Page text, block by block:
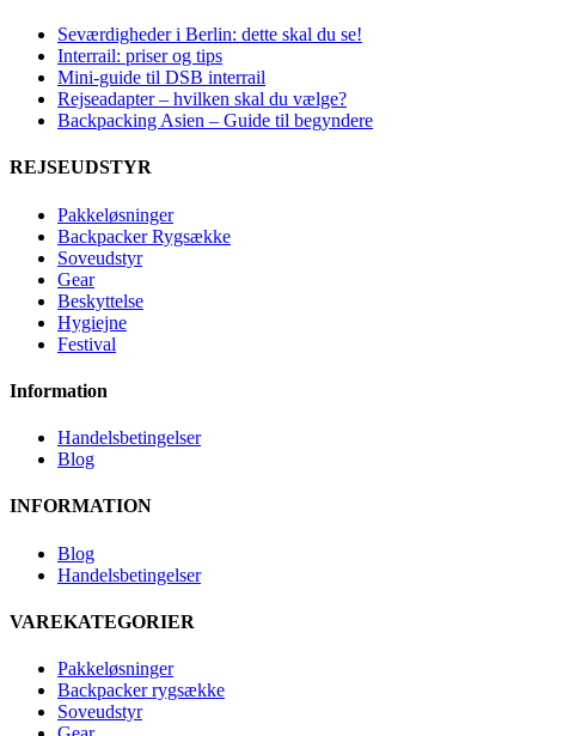
Seværdigheder i Berlin: dette skal du se!
Interrail: priser og tips
Mini-guide til DSB interrail
Rejseadapter – hvilken skal du vælge?
Backpacking Asien – Guide til begyndere
REJSEUDSTYR
Pakkeløsninger
Backpacker Rygsække
Soveudstyr
Gear
Beskyttelse
Hygiejne
Festival
Information
Handelsbetingelser
Blog
INFORMATION
Blog
Handelsbetingelser
VAREKATEGORIER
Pakkeløsninger
Backpacker rygsække
Soveudstyr